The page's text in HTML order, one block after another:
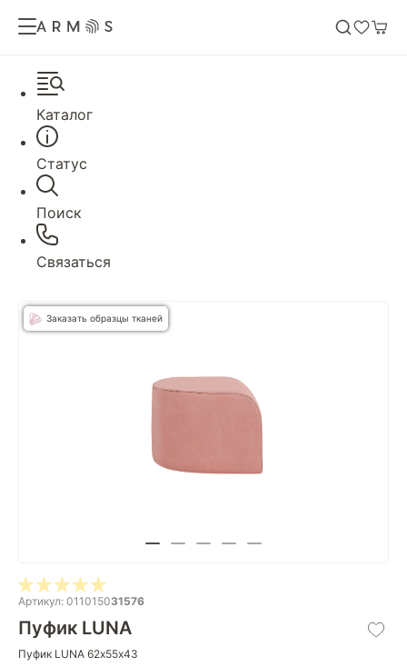
Каталог
Статус
Поиск
Связаться
Заказать образцы тканей
Артикул: 011015031576
Пуфик LUNA
Пуфик LUNA 62х55х43